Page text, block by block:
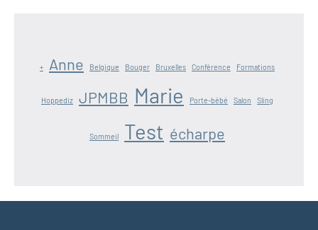
+ Anne Belgique Bouger Bruxelles Conférence Formations
Hoppediz JPMBB Marie Porte-bébé Salon Sling
Sommeil Test écharpe